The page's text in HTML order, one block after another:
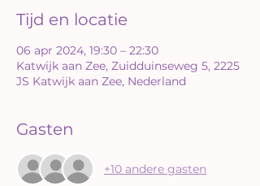
Tijd en locatie
06 apr 2024, 19:30 – 22:30
Katwijk aan Zee, Zuidduinseweg 5, 2225
JS Katwijk aan Zee, Nederland
Gasten
+10 andere gasten